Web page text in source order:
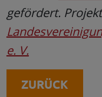
gefördert.
e. V.
ZURÜCK